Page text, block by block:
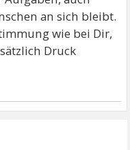
an sich bleibt.
wie bei Dir,
Druck